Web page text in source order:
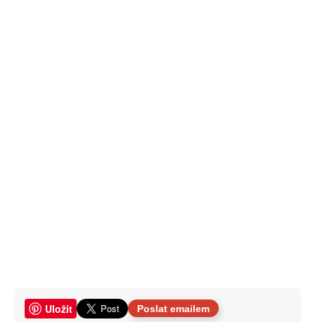
Uložit Poslat emailem